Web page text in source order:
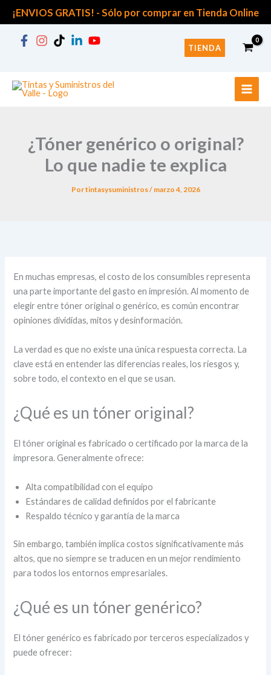
contenido
¡ENVIOS GRATIS! - Sólo por comprar en Tienda Online
TIENDA
¿Tóner genérico o original?
Lo que nadie te explica
Portintasysuministros/ marzo 4, 2026
En muchas empresas, el costo de los consumibles representa
una parte importante del gasto en impresión. Al momento de
elegir entre tóner original o genérico, es común encontrar
opiniones divididas, mitos y desinformación.
La verdad es que no existe una única respuesta correcta. La
clave está en entender las diferencias reales, los riesgos y,
sobre todo, el contexto en el que se usan.
¿Qué es un tóner original?
El tóner original es fabricado o certificado por la marca de la
impresora. Generalmente ofrece:
Alta compatibilidad con el equipo
Estándares de calidad definidos por el fabricante
Respaldo técnico y garantía de la marca
Sin embargo, también implica costos significativamente más
altos, que no siempre se traducen en un mejor rendimiento
para todos los entornos empresariales.
¿Qué es un tóner genérico?
El tóner genérico es fabricado por terceros especializados y
puede ofrecer:
u
o